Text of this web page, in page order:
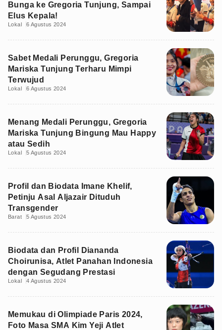
Bunga ke Gregoria Tunjung, Sampai
Elus Kepala!
Lokal 6 Agustus 2024
Sabet Medali Perunggu, Gregoria
Mariska Tunjung Terharu Mimpi
Terwujud
Lokal 6 Agustus 2024
Menang Medali Perunggu, Gregoria
Mariska Tunjung Bingung Mau Happy
atau Sedih
Lokal 5 Agustus 2024
Profil dan Biodata Imane Khelif,
Petinju Asal Aljazair Dituduh
Transgender
Barat 5 Agustus 2024
Biodata dan Profil Diananda
Choirunisa, Atlet Panahan Indonesia
dengan Segudang Prestasi
Lokal 4 Agustus 2024
Memukau di Olimpiade Paris 2024,
Foto Masa SMA Kim Yeji Atlet